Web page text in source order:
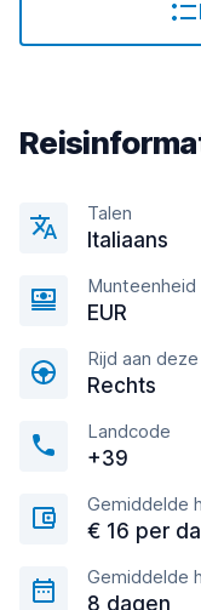
Talen
Italiaans
Munteenheid
EUR
Rijd aan
Rechts
Landcode
+39
Gemiddelde
€ 16 per
Gemiddelde
8 dagen